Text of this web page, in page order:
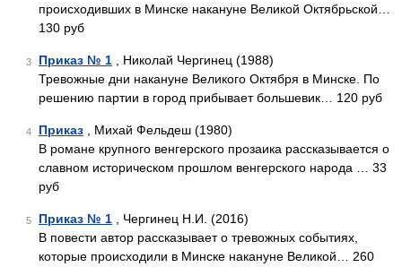
происходивших в Минске накануне Великой Октябрьской…
130 руб
3 Приказ № 1 , Николай Чергинец (1988)
Тревожные дни накануне Великого Октября в Минске. По
решению партии в город прибывает большевик… 120 руб
4 Приказ , Михай Фельдеш (1980)
В романе крупного венгерского прозаика рассказывается о
славном историческом прошлом венгерского народа … 33
руб
5 Приказ № 1 , Чергинец Н.И. (2016)
В повести автор рассказывает о тревожных событиях,
которые происходили в Минске накануне Великой… 260